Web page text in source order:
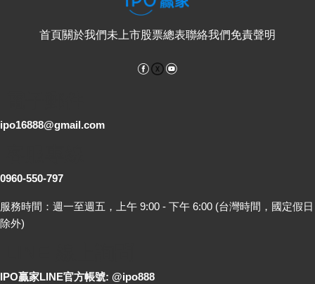
首頁關於我們未上市股票總表聯絡我們免責聲明
Facebook
ipo16888@gmail.com
0960-550-797
服務時間：週一至週五，上午 9:00 - 下午 6:00 (台灣時間，國定假日
除外)
IPO贏家LINE官方帳號: @ipo888